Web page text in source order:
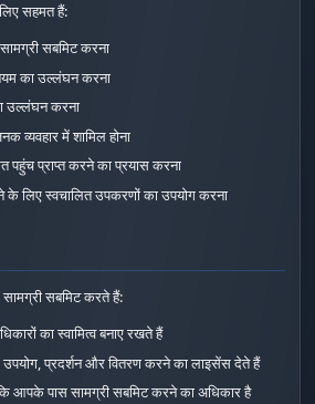
सहमत हैं:
सबमिट करना
का उल्लंघन करना
उल्लंघन करना
व्यवहार में शामिल होना
पहुंच प्राप्त करने का प्रयास करना
लिए स्वचालित उपकरणों का उपयोग करना
सबमिट करते हैं:
का स्वामित्व बनाए रखते हैं
प्रदर्शन और वितरण करने का लाइसेंस देते हैं
आपके पास सामग्री सबमिट करने का अधिकार है